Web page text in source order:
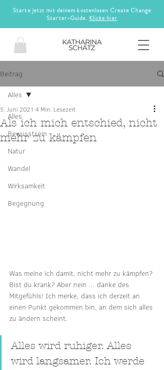
Starte jetzt mit deinem kostenlosen Create Change
Starter-Guide. Klicke hier
Beitrag
Alles
Bewusstsein
Natur
Wandel
Wirksamkeit
Begegnung
Alles
Als ich mich entschied, nicht
mehr zu kämpfen
5. Juni 2021 4 Min. Lesezeit
Was meine ich damit, nicht mehr zu kämpfen?
Bist du krank? Aber nein ... danke des
Mitgefühls! Ich merke, dass ich derzeit an
einen Punkt gekommen bin, an dem sich alles
zu ändern scheint.
Alles wird ruhiger. Alles
wird langsamer. Ich werde